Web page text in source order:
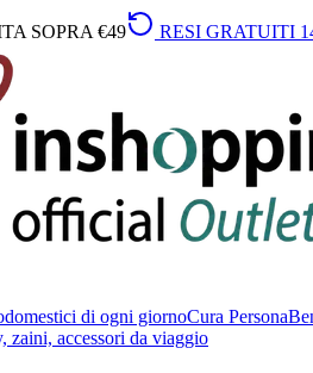
SOPRA €49 RESI GRATUITI
di ogni giornoCura Persona
zaini, accessori da viaggio